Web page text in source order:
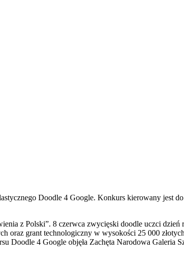
Doodle 4 Google. Konkurs kierowany jest
z Polski”. 8 czerwca zwycięski doodle uczci
oraz grant technologiczny w wysokości 25 000
Doodle 4 Google objęła Zachęta Narodowa